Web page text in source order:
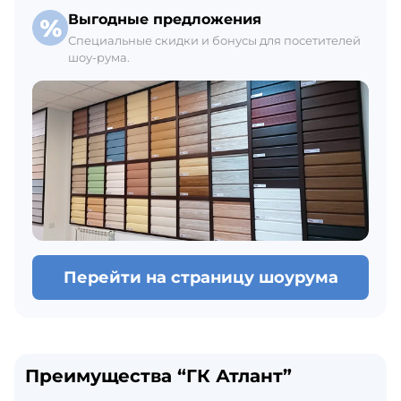
Выгодные предложения
Специальные скидки и бонусы для посетителей
шоу-рума.
Перейти на страницу шоурума
Преимущества “ГК Атлант”